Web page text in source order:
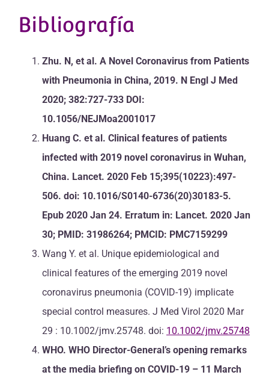
Bibliografía
Zhu. N, et al. A Novel Coronavirus from Patients
with Pneumonia in China, 2019. N Engl J Med
2020; 382:727-733 DOI:
10.1056/NEJMoa2001017
Huang C. et al. Clinical features of patients
infected with 2019 novel coronavirus in Wuhan,
China. Lancet. 2020 Feb 15;395(10223):497-
506. doi: 10.1016/S0140-6736(20)30183-5.
Epub 2020 Jan 24. Erratum in: Lancet. 2020 Jan
30; PMID: 31986264; PMCID: PMC7159299
Wang Y. et al. Unique epidemiological and
clinical features of the emerging 2019 novel
coronavirus pneumonia (COVID-19) implicate
special control measures. J Med Virol 2020 Mar
29 : 10.1002/jmv.25748. doi: 10.1002/jmv.25748
WHO. WHO Director-General’s opening remarks
at the media briefing on COVID-19 – 11 March